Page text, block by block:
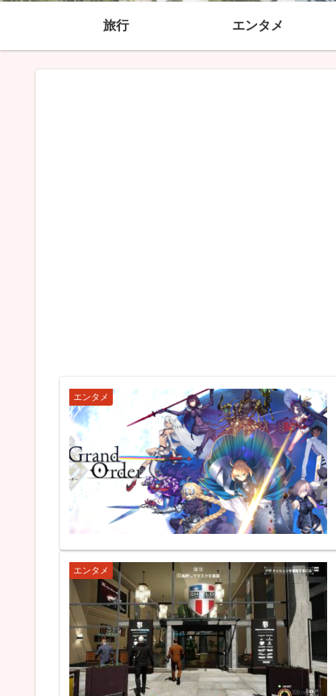
旅行 エンタメ
エンタメ
エンタメ